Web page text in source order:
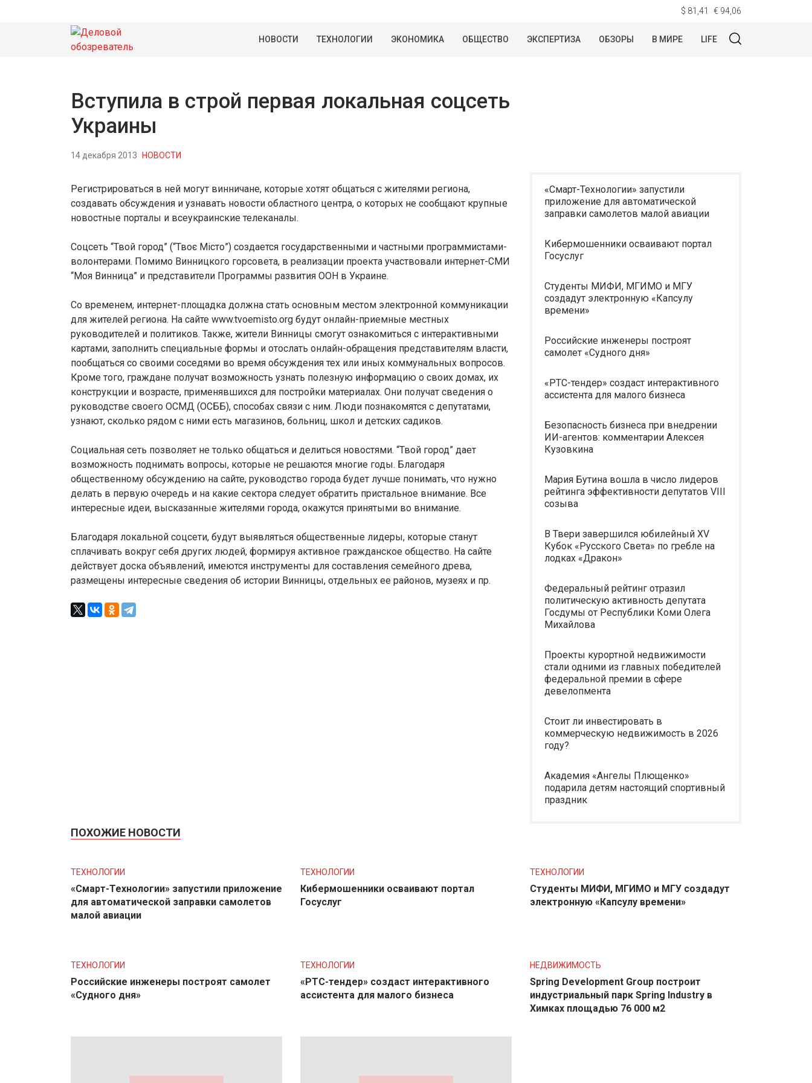
$ 81,41 € 94,06
НОВОСТИ ТЕХНОЛОГИИ ЭКОНОМИКА ОБЩЕСТВО ЭКСПЕРТИЗА ОБЗОРЫ В МИРЕ LIFE
Вступила в строй первая локальная соцсеть
Украины
14 декабря 2013 НОВОСТИ
Регистрироваться в ней могут винничане, которые хотят общаться с жителями региона,
создавать обсуждения и узнавать новости областного центра, о которых не сообщают крупные
новостные порталы и всеукраинские телеканалы.
Соцсеть “Твой город” (“Твоє Місто”) создается государственными и частными программистами-
волонтерами. Помимо Винницкого горсовета, в реализации проекта участвовали интернет-СМИ
“Моя Винница” и представители Программы развития ООН в Украине.
Со временем, интернет-площадка должна стать основным местом электронной коммуникации
для жителей региона. На сайте www.tvoemisto.org будут онлайн-приемные местных
руководителей и политиков. Также, жители Винницы смогут ознакомиться с интерактивными
картами, заполнить специальные формы и отослать онлайн-обращения представителям власти,
пообщаться со своими соседями во время обсуждения тех или иных коммунальных вопросов.
Кроме того, граждане получат возможность узнать полезную информацию о своих домах, их
конструкции и возрасте, применявшихся для постройки материалах. Они получат сведения о
руководстве своего ОСМД (ОСББ), способах связи с ним. Люди познакомятся с депутатами,
узнают, сколько рядом с ними есть магазинов, больниц, школ и детских садиков.
Социальная сеть позволяет не только общаться и делиться новостями. “Твой город” дает
возможность поднимать вопросы, которые не решаются многие годы. Благодаря
общественному обсуждению на сайте, руководство города будет лучше понимать, что нужно
делать в первую очередь и на какие сектора следует обратить пристальное внимание. Все
интересные идеи, высказанные жителями города, окажутся принятыми во внимание.
Благодаря локальной соцсети, будут выявляться общественные лидеры, которые станут
сплачивать вокруг себя других людей, формируя активное гражданское общество. На сайте
действует доска объявлений, имеются инструменты для составления семейного древа,
размещены интересные сведения об истории Винницы, отдельных ее районов, музеях и пр.
«Смарт-Технологии» запустили
приложение для автоматической
заправки самолетов малой авиации
Кибермошенники осваивают портал
Госуслуг
Студенты МИФИ, МГИМО и МГУ
создадут электронную «Капсулу
времени»
Российские инженеры построят
самолет «Судного дня»
«РТС-тендер» создаст интерактивного
ассистента для малого бизнеса
Безопасность бизнеса при внедрении
ИИ-агентов: комментарии Алексея
Кузовкина
Мария Бутина вошла в число лидеров
рейтинга эффективности депутатов VIII
созыва
В Твери завершился юбилейный XV
Кубок «Русского Света» по гребле на
лодках «Дракон»
Федеральный рейтинг отразил
политическую активность депутата
Госдумы от Республики Коми Олега
Михайлова
Проекты курортной недвижимости
стали одними из главных победителей
федеральной премии в сфере
девелопмента
Стоит ли инвестировать в
коммерческую недвижимость в 2026
году?
Академия «Ангелы Плющенко»
подарила детям настоящий спортивный
праздник
ПОХОЖИЕ НОВОСТИ
ТЕХНОЛОГИИ
«Смарт-Технологии» запустили приложение
для автоматической заправки самолетов
малой авиации
ТЕХНОЛОГИИ
Кибермошенники осваивают портал
Госуслуг
ТЕХНОЛОГИИ
Студенты МИФИ, МГИМО и МГУ создадут
электронную «Капсулу времени»
ТЕХНОЛОГИИ
Российские инженеры построят самолет
«Судного дня»
ТЕХНОЛОГИИ
«РТС-тендер» создаст интерактивного
ассистента для малого бизнеса
НЕДВИЖИМОСТЬ
Spring Development Group построит
индустриальный парк Spring Industry в
Химках площадью 76 000 м2